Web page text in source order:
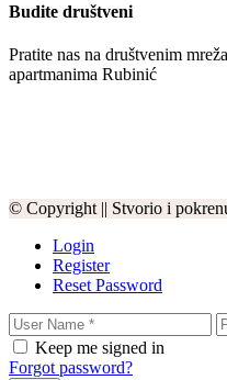
Budite društveni
Pratite nas na društvenim
apartmanima Rubinić
© Copyright || Stvorio i
Login
Register
Reset Password
Keep me signed in
Forgot password?